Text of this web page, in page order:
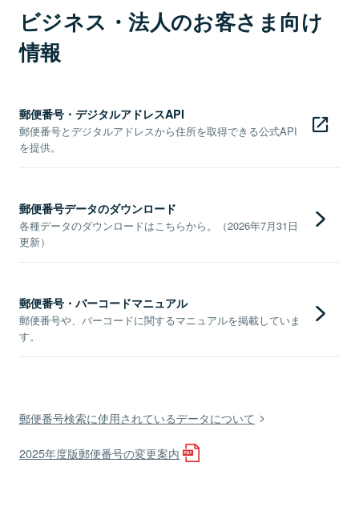
ビジネス・法人のお客さま向け
情報
郵便番号・デジタルアドレスAPI
郵便番号とデジタルアドレスから住所を取得できる公式API
を提供。
郵便番号データのダウンロード
各種データのダウンロードはこちらから。（2026年7月31日
更新）
郵便番号・バーコードマニュアル
郵便番号や、バーコードに関するマニュアルを掲載していま
す。
郵便番号検索に使用されているデータについて
2025年度版郵便番号の変更案内